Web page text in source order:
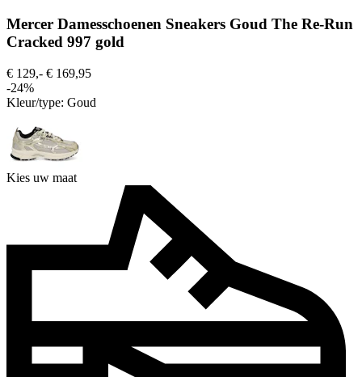
Mercer Damesschoenen Sneakers Goud The Re-Run
Cracked 997 gold
€ 129,- € 169,95
-24%
Kleur/type: Goud
Kies uw maat